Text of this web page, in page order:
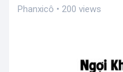
Phanxicô • 200 views